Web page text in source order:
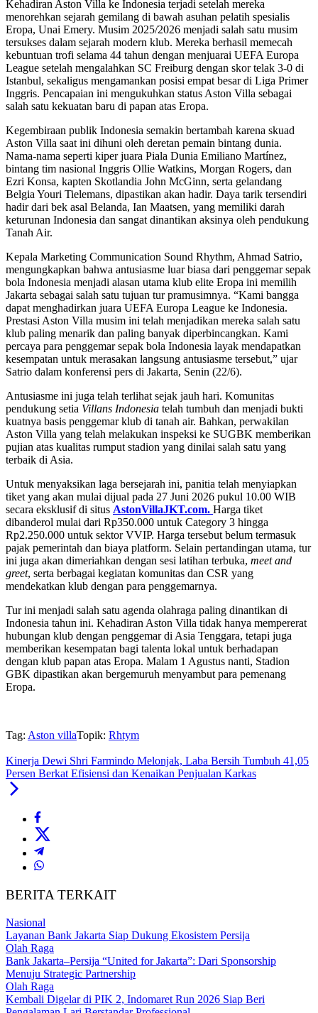
Kehadiran Aston Villa ke Indonesia terjadi setelah mereka
menorehkan sejarah gemilang di bawah asuhan pelatih spesialis
Eropa, Unai Emery. Musim 2025/2026 menjadi salah satu musim
tersukses dalam sejarah modern klub. Mereka berhasil memecah
kebuntuan trofi selama 44 tahun dengan menjuarai UEFA Europa
League setelah mengalahkan SC Freiburg dengan skor telak 3-0 di
Istanbul, sekaligus mengamankan posisi empat besar di Liga Primer
Inggris. Pencapaian ini mengukuhkan status Aston Villa sebagai
salah satu kekuatan baru di papan atas Eropa.
Kegembiraan publik Indonesia semakin bertambah karena skuad
Aston Villa saat ini dihuni oleh deretan pemain bintang dunia.
Nama-nama seperti kiper juara Piala Dunia Emiliano Martínez,
bintang tim nasional Inggris Ollie Watkins, Morgan Rogers, dan
Ezri Konsa, kapten Skotlandia John McGinn, serta gelandang
Belgia Youri Tielemans, dipastikan akan hadir. Daya tarik tersendiri
hadir dari bek asal Belanda, Ian Maatsen, yang memiliki darah
keturunan Indonesia dan sangat dinantikan aksinya oleh pendukung
Tanah Air.
Kepala Marketing Communication Sound Rhythm, Ahmad Satrio,
mengungkapkan bahwa antusiasme luar biasa dari penggemar sepak
bola Indonesia menjadi alasan utama klub elite Eropa ini memilih
Jakarta sebagai salah satu tujuan tur pramusimnya. “Kami bangga
dapat menghadirkan juara UEFA Europa League ke Indonesia.
Prestasi Aston Villa musim ini telah menjadikan mereka salah satu
klub paling menarik dan paling banyak diperbincangkan. Kami
percaya para penggemar sepak bola Indonesia layak mendapatkan
kesempatan untuk merasakan langsung antusiasme tersebut,” ujar
Satrio dalam konferensi pers di Jakarta, Senin (22/6).
Antusiasme ini juga telah terlihat sejak jauh hari. Komunitas
pendukung setia Villans Indonesia telah tumbuh dan menjadi bukti
kuatnya basis penggemar klub di tanah air. Bahkan, perwakilan
Aston Villa yang telah melakukan inspeksi ke SUGBK memberikan
pujian atas kualitas rumput stadion yang dinilai salah satu yang
terbaik di Asia.
Untuk menyaksikan laga bersejarah ini, panitia telah menyiapkan
tiket yang akan mulai dijual pada 27 Juni 2026 pukul 10.00 WIB
secara eksklusif di situs AstonVillaJKT.com. Harga tiket
dibanderol mulai dari Rp350.000 untuk Category 3 hingga
Rp2.250.000 untuk sektor VVIP. Harga tersebut belum termasuk
pajak pemerintah dan biaya platform. Selain pertandingan utama, tur
ini juga akan dimeriahkan dengan sesi latihan terbuka, meet and
greet, serta berbagai kegiatan komunitas dan CSR yang
mendekatkan klub dengan para penggemarnya.
Tur ini menjadi salah satu agenda olahraga paling dinantikan di
Indonesia tahun ini. Kehadiran Aston Villa tidak hanya mempererat
hubungan klub dengan penggemar di Asia Tenggara, tetapi juga
memberikan kesempatan bagi talenta lokal untuk berhadapan
dengan klub papan atas Eropa. Malam 1 Agustus nanti, Stadion
GBK dipastikan akan bergemuruh menyambut para pemenang
Eropa.
Tag: Aston villaTopik: Rhtym
Kinerja Dewi Shri Farmindo Melonjak, Laba Bersih Tumbuh 41,05
Persen Berkat Efisiensi dan Kenaikan Penjualan Karkas
BERITA TERKAIT
Nasional
Layanan Bank Jakarta Siap Dukung Ekosistem Persija
Olah Raga
Bank Jakarta–Persija “United for Jakarta”: Dari Sponsorship
Menuju Strategic Partnership
Olah Raga
Kembali Digelar di PIK 2, Indomaret Run 2026 Siap Beri